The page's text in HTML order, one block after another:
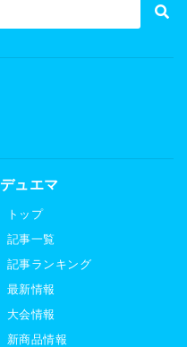
デュエマ
トップ
記事一覧
記事ランキング
最新情報
大会情報
新商品情報